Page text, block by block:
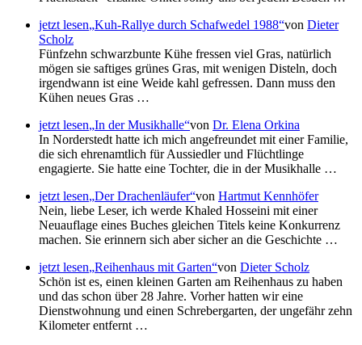
jetzt lesen Kuh-Rallye durch Schafwedel 1988 von Dieter
Scholz
Fünfzehn schwarzbunte Kühe fressen viel Gras, natürlich
mögen sie saftiges grünes Gras, mit wenigen Disteln, doch
irgendwann ist eine Weide kahl gefressen. Dann muss den
Kühen neues Gras …
jetzt lesen In der Musikhalle von Dr. Elena Orkina
In Norderstedt hatte ich mich angefreundet mit einer Familie,
die sich ehrenamtlich für Aussiedler und Flüchtlinge
engagierte. Sie hatte eine Tochter, die in der Musikhalle …
jetzt lesen Der Drachenläufer von Hartmut Kennhöfer
Nein, liebe Leser, ich werde Khaled Hosseini mit einer
Neuauflage eines Buches gleichen Titels keine Konkurrenz
machen. Sie erinnern sich aber sicher an die Geschichte …
jetzt lesen Reihenhaus mit Garten von Dieter Scholz
Schön ist es, einen kleinen Garten am Reihenhaus zu haben
und das schon über 28 Jahre. Vorher hatten wir eine
Dienstwohnung und einen Schrebergarten, der ungefähr zehn
Kilometer entfernt …